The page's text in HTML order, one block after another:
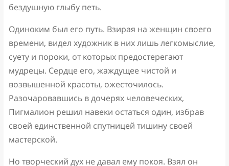
бездушную глыбу петь.
Одиноким был его путь. Взирая на женщин своего
времени, видел художник в них лишь легкомыслие,
суету и пороки, от которых предостерегают
мудрецы. Сердце его, жаждущее чистой и
возвышенной красоты, ожесточилось.
Разочаровавшись в дочерях человеческих,
Пигмалион решил навеки остаться один, избрав
своей единственной спутницей тишину своей
мастерской.
Но творческий дух не давал ему покоя. Взял он